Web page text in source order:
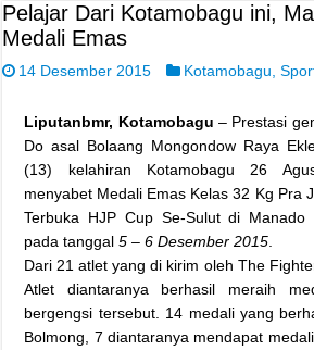
Pelajar Dari Kotamobagu ini,
Medali Emas
14 Desember 2015 Kotamobagu ,
Liputanbmr, Kotamobagu – Prestasi
Do asal Bolaang Mongondow Raya
(13) kelahiran Kotamobagu 26
menyabet Medali Emas Kelas 32 Kg Pra
Terbuka HJP Cup Se-Sulut di Manado
pada tanggal5 – 6 Desember 2015.
Dari 21 atlet yang di kirim oleh The
Atlet diantaranya berhasil meraih
bergengsi tersebut. 14 medali yang
Bolmong, 7 diantaranya mendapat